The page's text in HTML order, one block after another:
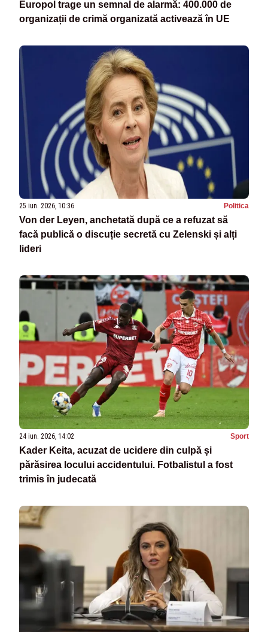
Europol trage un semnal de alarmă: 400.000 de
organizații de crimă organizată activează în UE
25 iun. 2026, 10:36 Politica
Von der Leyen, anchetată după ce a refuzat să
facă publică o discuție secretă cu Zelenski și alți
lideri
24 iun. 2026, 14:02 Sport
Kader Keita, acuzat de ucidere din culpă și
părăsirea locului accidentului. Fotbalistul a fost
trimis în judecată